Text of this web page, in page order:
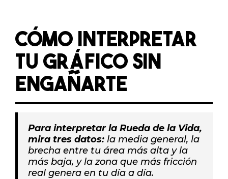
CÓMO INTERPRETAR
TU GRÁFICO SIN
ENGAÑARTE
Para interpretar la Rueda de la Vida,
mira tres datos: la media general, la
brecha entre tu área más alta y la
más baja, y la zona que más fricción
real genera en tu día a día.